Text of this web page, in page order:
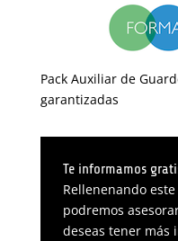
Pack Auxiliar de
garantizadas
Te informamos
Rellenenando
podremos
deseas tener más